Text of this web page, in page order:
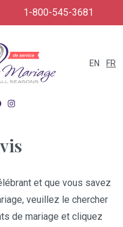
EN FR
1-800-545-3681
et que vous savez
veuillez le chercher
de mariage et cliquez